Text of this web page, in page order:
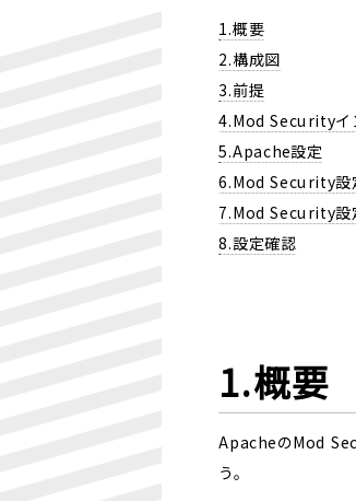
1.概要
2.構成図
3.前提
4.Mod Securityイ
5.Apache設定
6.Mod Security設
7.Mod Security設
8.設定確認
1.概要
ApacheのMod
う。